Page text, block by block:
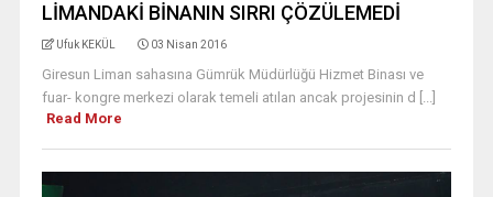
LİMANDAKİ BİNANIN SIRRI ÇÖZÜLEMEDİ
Ufuk KEKÜL 03 Nisan 2016
Giresun Liman sahasına Gümrük Müdürlüğü Hizmet Binası ve
fuar- kongre merkezi olarak temeli atılan ancak projesinin d [...]
Read More